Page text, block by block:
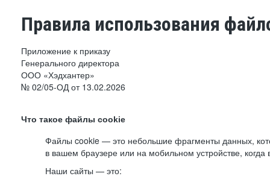
Правила использования
Приложение к приказу
Генерального директора
ООО «Хэдхантер»
№ 02/05-ОД от 13.02.2026
Что такое файлы cookie
Файлы cookie — это небольшие фрагменты данных,
в вашем браузере или на мобильном устройстве,
Наши сайты — это: